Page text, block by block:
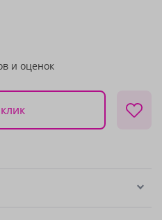
и оценок